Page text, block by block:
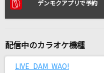
丸の内サディスティック
[生音]ちりぬるを
デンモクアプリで予約
配信中のカラオケ機種
LIVE DAM WAO!